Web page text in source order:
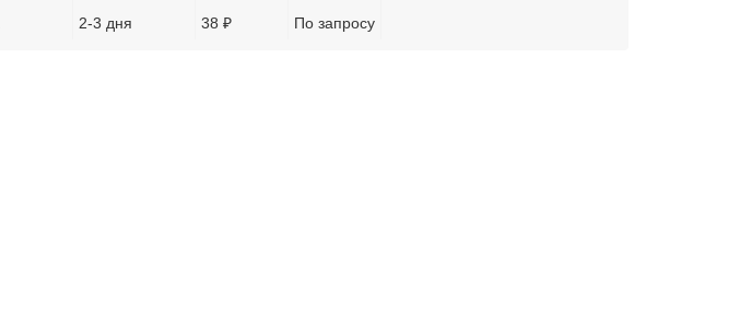
2-3 дня 38 ₽ По запросу